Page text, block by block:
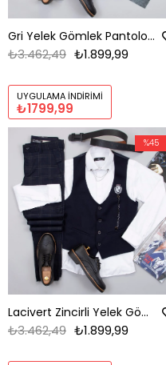
Gri Yelek Gömlek Pantolon Ayakkabı Kombin
₺1.899,99
₺3.462,49
UYGULAMA İNDIRIMI
₺1799,99
Lacivert Zincirli Yelek Gömlek Pantolon Ayakkabı Kombin
₺1.899,99
₺3.462,49
%45